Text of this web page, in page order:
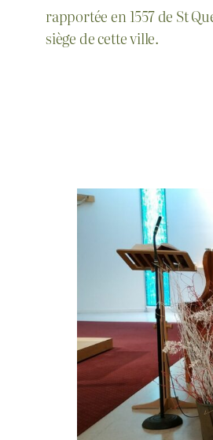
rapportée en 1557 de St
siège de cette ville.